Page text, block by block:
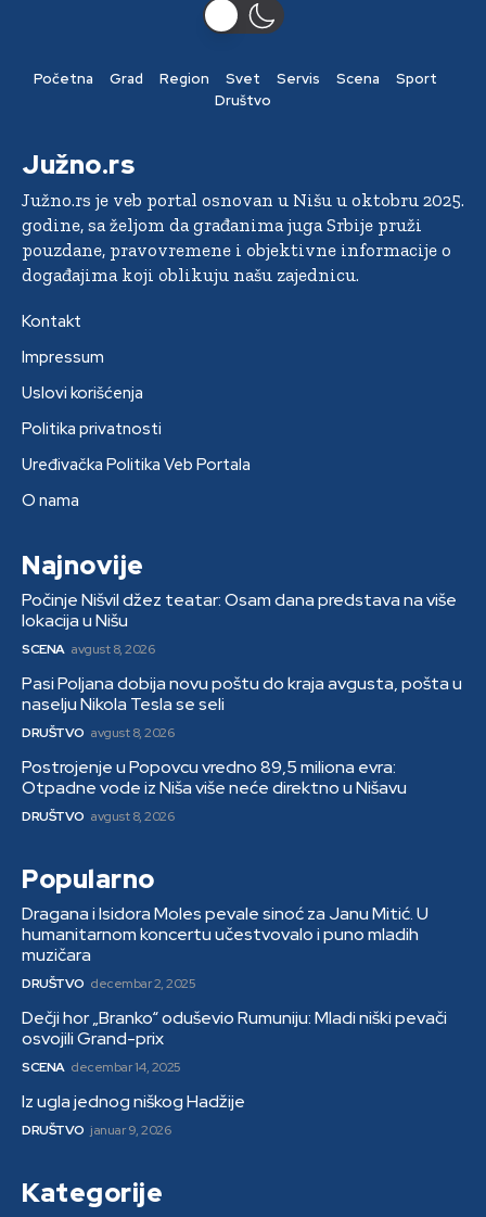
Početna Grad Region Svet Servis Scena
Sport
Društvo
Južno.rs
Južno.rs je veb portal osnovan u Nišu u oktobru 2025.
godine, sa željom da građanima juga Srbije pruži
pouzdane, pravovremene i objektivne informacije o
događajima koji oblikuju našu zajednicu.
Kontakt
Impressum
Uslovi korišćenja
Politika privatnosti
Uređivačka Politika Veb Portala
O nama
Najnovije
Počinje Nišvil džez teatar: Osam dana predstava na više
lokacija u Nišu
SCENA avgust 8, 2026
Pasi Poljana dobija novu poštu do kraja avgusta, pošta u
naselju Nikola Tesla se seli
DRUŠTVO avgust 8, 2026
Postrojenje u Popovcu vredno 89,5 miliona evra:
Otpadne vode iz Niša više neće direktno u Nišavu
DRUŠTVO avgust 8, 2026
Popularno
Dragana i Isidora Moles pevale sinoć za Janu Mitić. U
humanitarnom koncertu učestvovalo i puno mladih
muzičara
DRUŠTVO decembar 2, 2025
Dečji hor „Branko“ oduševio Rumuniju: Mladi niški pevači
osvojili Grand-prix
SCENA decembar 14, 2025
Iz ugla jednog niškog Hadžije
DRUŠTVO januar 9, 2026
Kategorije